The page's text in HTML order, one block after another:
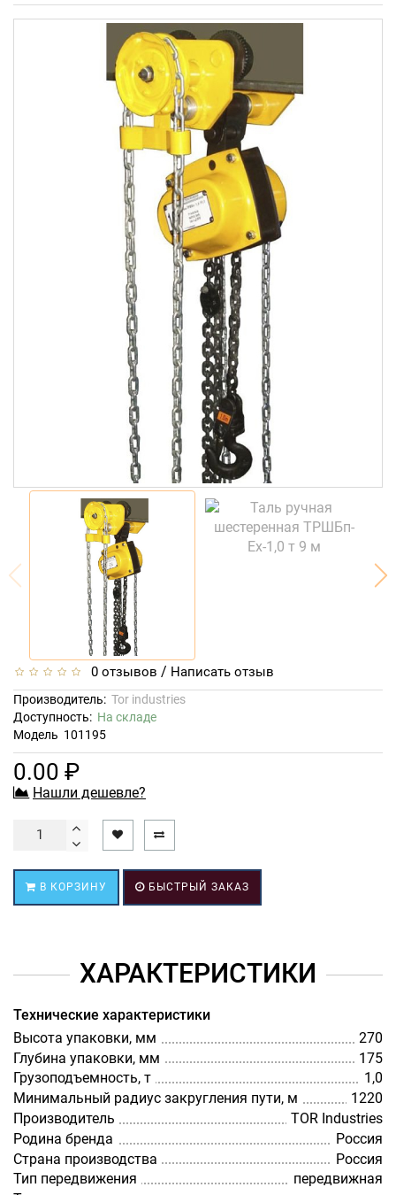
0 отзывов / Написать отзыв
Производитель: Tor industries
Доступность: На складе
Модель 101195
0.00 ₽
Нашли дешевле?
В КОРЗИНУ БЫСТРЫЙ ЗАКАЗ
ХАРАКТЕРИСТИКИ
Технические характеристики
Высота упаковки, мм
270
Глубина упаковки, мм
175
Грузоподъемность, т
1,0
Минимальный радиус закругления пути, м
1220
Производитель
TOR Industries
Родина бренда
Россия
Страна производства
Россия
Тип передвижения
передвижная